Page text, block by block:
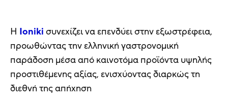
Η Ioniki συνεχίζει να επενδύει στην εξωστρέφεια,
προωθώντας την ελληνική γαστρονομική
παράδοση μέσα από καινοτόμα προϊόντα υψηλής
προστιθέμενης αξίας, ενισχύοντας διαρκώς τη
διεθνή της απήχηση